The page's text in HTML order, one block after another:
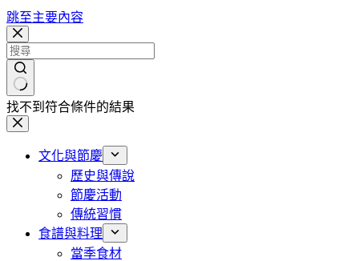
跳至主要內容
找不到符合條件的結果
文化與節慶
歷史與傳說
節慶活動
傳統習慣
食譜與料理
當季食材